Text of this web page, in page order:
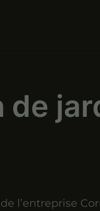
de
l’entreprise